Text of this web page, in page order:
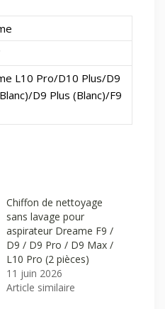
L10 Pro/D10 Plus/D9
D9 Plus (Blanc)/F9
Chiffon de nettoyage
sans lavage pour
aspirateur Dreame F9 /
D9 / D9 Pro / D9 Max /
L10 Pro (2 pièces)
11 juin 2026
Article similaire